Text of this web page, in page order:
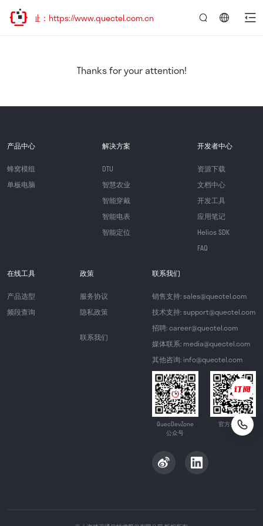
访问新址：https://www.quectel.com.cn
Thanks for your attention!
产品中心
蜂窝模组
单板电脑
解决方案
DTU
智慧农业
智能穿戴
智能电表
智能定位
开发者中心
资源下载
文档中心
开发工具
应用笔记
Helios SDK
FAQ
在线工具
产品选型
频段查询
政策
服务协议
隐私政策
联系我们
联系我们
销售支持: sales@quectel.com
技术支持: support@quectel.com
招聘: career@quectel.com
媒体联系: media@quectel.com
其他咨询: info@quectel.com
QuecDevZone
公众号
官方公众号